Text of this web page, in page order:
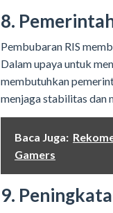
8.
Pembubaran RIS
Dalam upaya untuk
membutuhkan
menjaga stabilitas dan
Baca Juga:
Gamers
9.